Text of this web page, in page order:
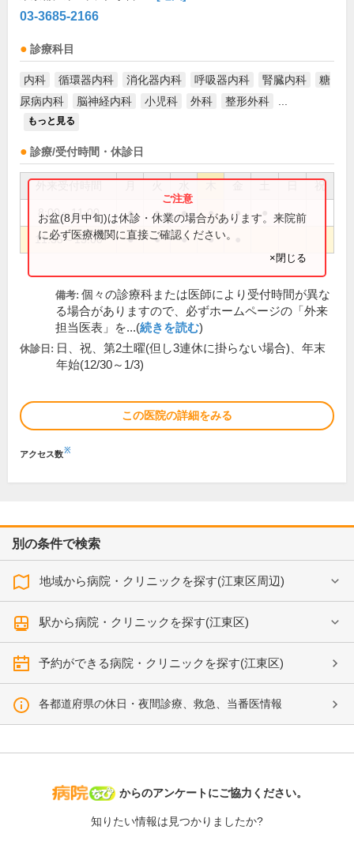
03-3685-2166
診療科目
内科 循環器内科 消化器内科 呼吸器内科 腎臓内科
糖
尿病内科
脳神経内科 小児科 外科 整形外科
もっと見る
診療/受付時間・休診日
祝
8:00～11:00 ● ● ● ● ●
11:35～15:00 ● ● ● ●
お盆(8月中旬)は休診・休業の場合があります。来院前
に必ず医療機関に直接ご確認ください。
×閉じる
備考: 個々の診療科または医師により受付時間が異な
る場合がありますので、必ずホームページの「外来
担当医表」を...(続きを読む)
休診日: 日、祝、第2土曜(但し3連休に掛らない場合)、年末
年始(12/30～1/3)
この医院の詳細をみる
アクセス数※
別の条件で検索
地域から病院・クリニックを探す(江東区周辺)
駅から病院・クリニックを探す(江東区)
予約ができる病院・クリニックを探す(江東区)
各都道府県の休日・夜間診療、救急、当番医情報
病院なび
からのアンケートにご協力ください。
知りたい情報は見つかりましたか?